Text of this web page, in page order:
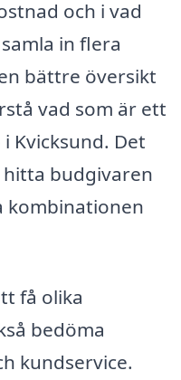
och i vad
in flera
bättre översikt
vad som är ett
Kvicksund. Det
hitta budgivaren
kombinationen
få olika
bedöma
kundservice.